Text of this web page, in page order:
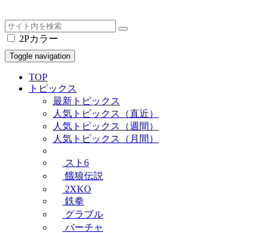
2Pカラー
Toggle navigation
TOP
トピックス
最新トピックス
人気トピックス（直近）
人気トピックス（週間）
人気トピックス（月間）
スト6
餓狼伝説
2XKO
鉄拳
グラブル
バーチャ